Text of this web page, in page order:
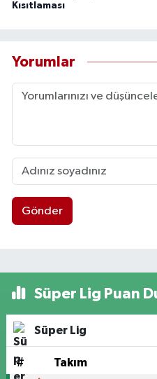
Kısıtlaması
Yorumlar
Gönder
Süper Lig Puan
Süper Lig
# Takım